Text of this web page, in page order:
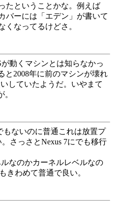
たということかな。例えば
バーには「エデン」が書いて
なってるけどさ。
動くマシンとは知らなかっ
と2008年に前のマシンが壊れ
していたようだ。いやまて
もないのに普通これは放置プ
さっさとNexus 7にでも移行
なのかカーネルレベルなの
きわめて普通で良い。